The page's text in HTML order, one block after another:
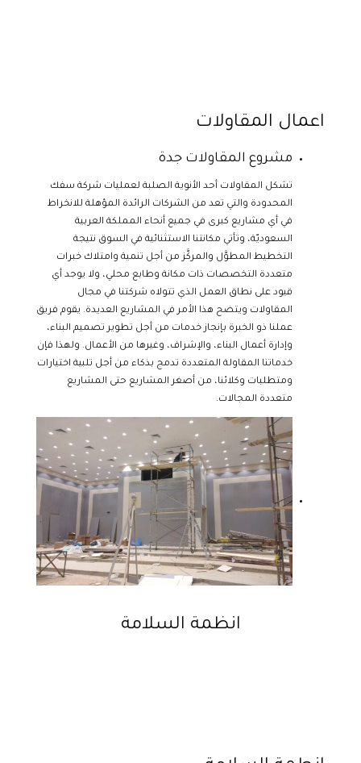
اعمال المقاولات
مشروع المقاولات جدة
تشكل المقاولات أحد الأنوية الصلبة لعمليات شركة سفك
المحدودة والتي تعد من الشركات الرائدة المؤهلة للانخراط
في أي مشاريع كبرى في جميع أنحاء المملكة العربية
السعوديّة، وتأتي مكانتنا الاستثنائية في السوق نتيجة
التخطيط المطوَّل والمركَّز من أجل تنمية وامتلاك خبرات
متعددة التخصصات ذات مكانة وطابع محلي، ولا يوجد أي
قيود على نطاق العمل الذي تتولاه شركتنا في مجال
المقاولات ويتضح هذا الأمر في المشاريع العديدة. يقوم فريق
عملنا ذو الخبرة بإنجاز خدمات من أجل تطوير تصميم البناء،
وإدارة أعمال البناء، والإشراف، وغيرها من الأعمال. ولهذا فإن
خدماتنا المقاولة المتعددة تدمج بذكاء من أجل تلبية اختيارات
ومتطلبات وكلائنا، من أصغر المشاريع حتى المشاريع
متعددة المجالات.
انظمة السلامة